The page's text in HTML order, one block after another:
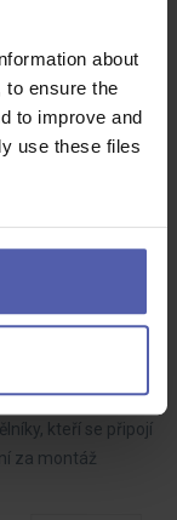
about
to ensure the
to improve and
use these files
bude aktivně
a spolupracovat s
dokážete
(M/Ž)
kteří se připojí
za montáž